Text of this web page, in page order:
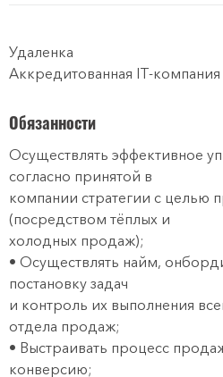
Удаленка
Аккредитованная IT-компания
Обязанности
Осуществлять эффективное
согласно принятой в
компании стратегии с целью
(посредством тёплых и
холодных продаж);
• Осуществлять найм,
постановку задач
и контроль их выполнения
отдела продаж;
• Выстраивать процесс
конверсию;